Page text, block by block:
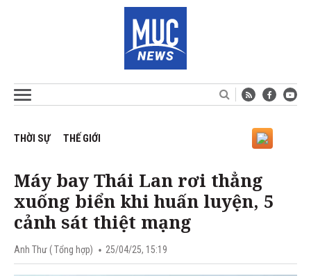
THỜI SỰ THẾ GIỚI
Máy bay Thái Lan rơi thẳng
xuống biển khi huấn luyện, 5
cảnh sát thiệt mạng
Anh Thư ( Tổng hợp) 25/04/25, 15:19